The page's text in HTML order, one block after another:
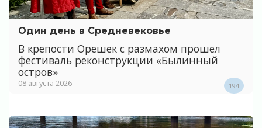
Один день в Средневековье
В крепости Орешек с размахом прошел
фестиваль реконструкции «Былинный
остров»
08 августа 2026 194